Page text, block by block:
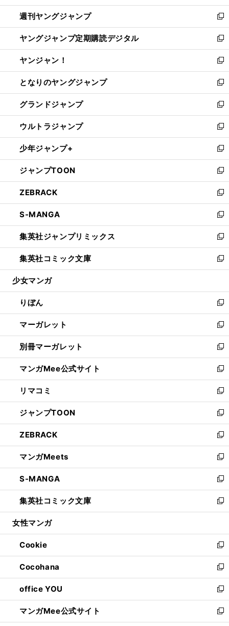
開
く
ウ
で
開
く
ン
ド
ウ
で
開
く
ウ
ィ
ン
ド
ウ
で
開
く
週刊ヤングジャンプ
新
し
い
ウ
ィ
ン
ド
ウ
で
開
く
ヤングジャンプ定期購読デジタル
新
し
い
ウ
ィ
ン
ド
ウ
で
開
く
ヤンジャン！
新
し
い
ウ
ィ
ン
ド
ウ
で
開
く
となりのヤングジャンプ
新
し
い
ウ
ィ
ン
ド
ウ
で
開
く
グランドジャンプ
新
し
い
ウ
ィ
ン
ド
ウ
で
開
く
ウルトラジャンプ
新
し
い
ウ
ィ
ン
ド
ウ
で
開
く
少年ジャンプ+
新
し
い
ウ
ィ
ン
ド
ウ
で
開
く
ジャンプTOON
新
し
い
ウ
ィ
ン
ド
ウ
で
開
ZEBRACK
新
し
い
ウ
ィ
ン
ド
ウ
開
く
S-MANGA
新
し
い
ウ
ィ
ン
ウ
で
開
く
集英社ジャンプリミックス
新
し
い
ウ
ン
ド
ウ
で
開
く
集英社コミック文庫
新
し
ウ
ィ
ン
ド
ウ
で
開
く
少女マンガ
りぼん
新
し
い
ウ
ィ
ン
ド
ウ
で
開
く
マーガレット
新
し
い
ウ
ィ
ン
ド
ウ
で
開
く
別冊マーガレット
新
し
い
ウ
ィ
ン
ド
ウ
で
開
く
マンガMee公式サイト
新
し
い
ウ
ィ
ン
ド
ウ
で
開
く
リマコミ
新
し
い
ウ
ィ
ン
ド
ウ
で
開
く
ジャンプTOON
新
し
い
ウ
ィ
ン
ド
ウ
で
開
ZEBRACK
新
し
い
ウ
ィ
ン
ド
ウ
開
く
マンガMeets
新
し
い
ウ
ィ
ン
ウ
で
開
く
S-MANGA
新
し
い
ウ
ン
ド
ウ
で
開
く
集英社コミック文庫
新
し
ウ
ィ
ン
ド
ウ
で
開
く
女性マンガ
Cookie
新
し
い
ウ
ィ
ン
ド
ウ
Cocohana
新
し
い
ウ
ィ
ン
office YOU
新
し
い
ウ
マンガMee公式サイト
新
し